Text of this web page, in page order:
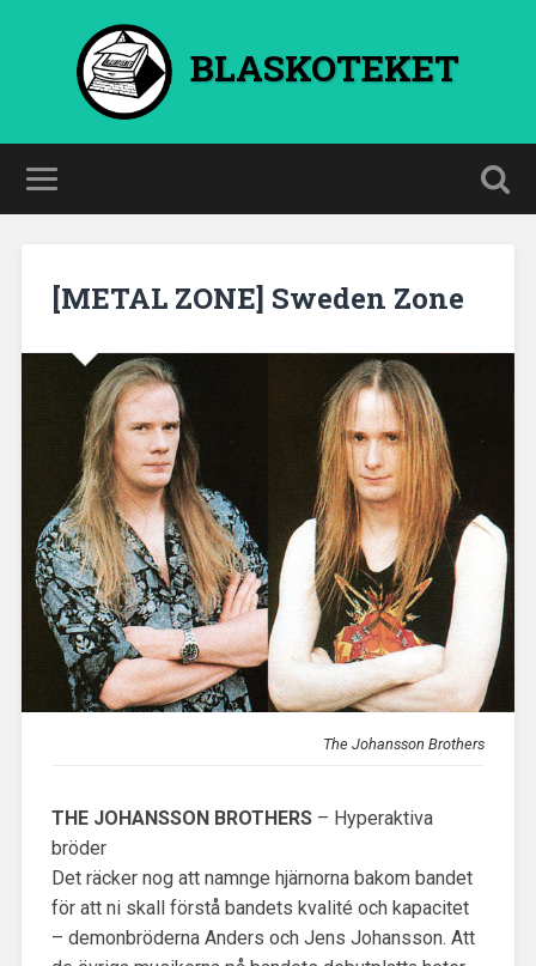
BLASKOTEKET
[METAL ZONE] Sweden Zone
The Johansson Brothers
THE JOHANSSON BROTHERS– Hyperaktiva
bröder
Det räcker nog att namnge hjärnorna bakom bandet
för att ni skall förstå bandets kvalité och kapacitet
– demonbröderna Anders och Jens Johansson. Att